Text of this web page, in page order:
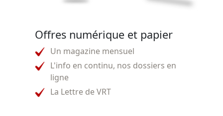
Offres numérique et papier
Un magazine mensuel
L'info en continu, nos dossiers en
ligne
La Lettre de VRT